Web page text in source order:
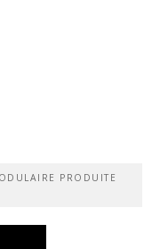
PRODUITE